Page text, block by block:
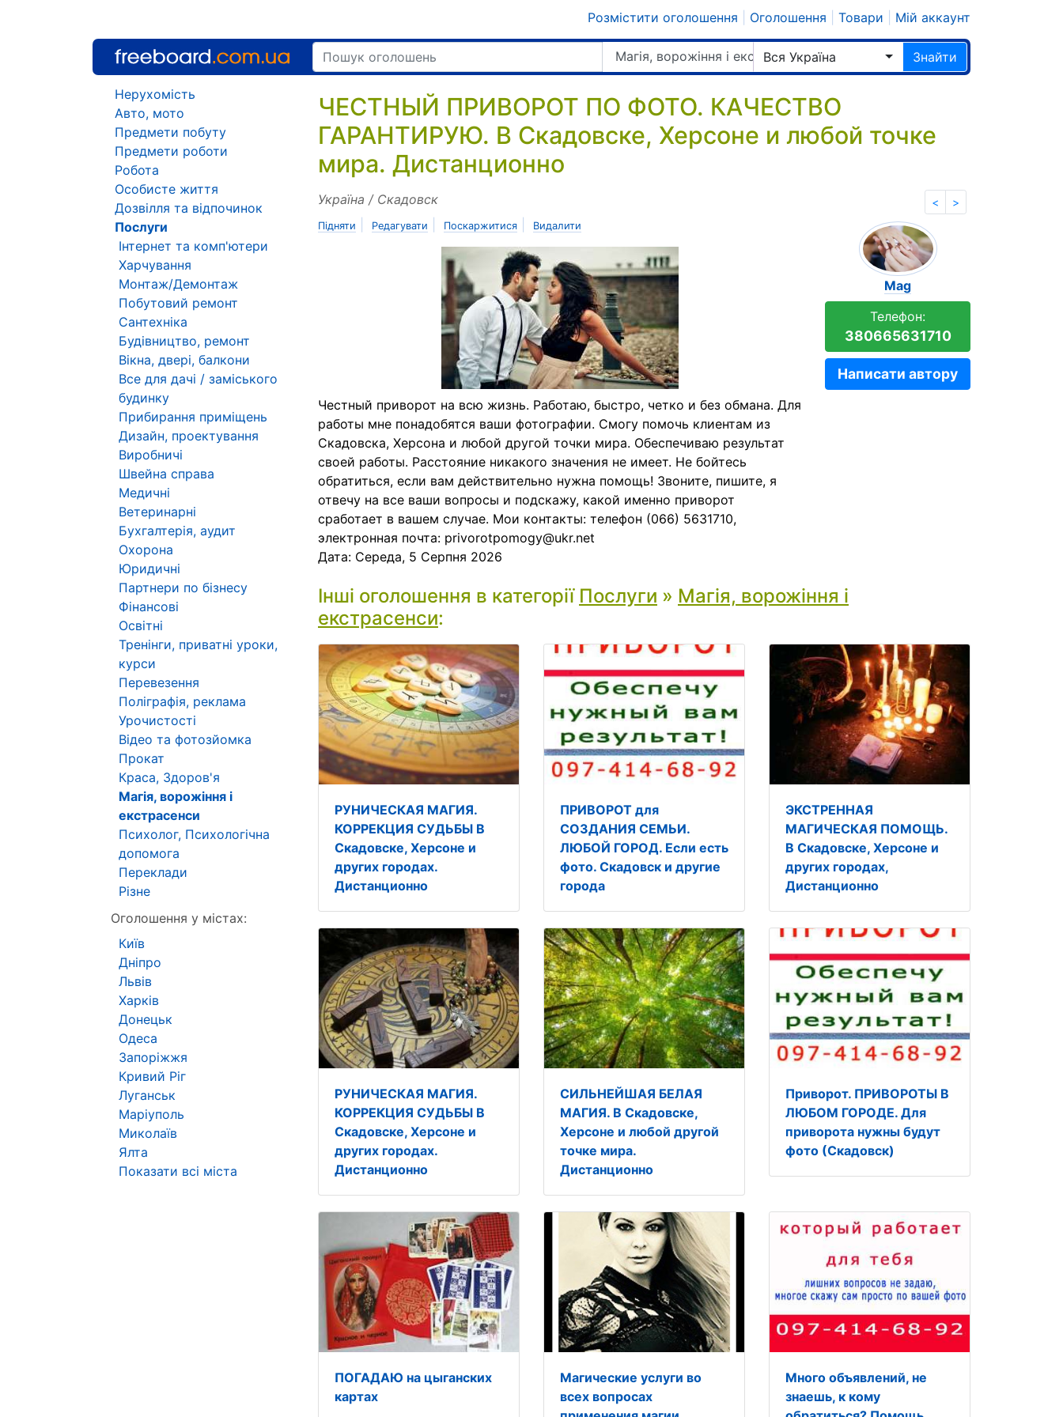
Розмістити оголошення Оголошення Товари Мій аккаунт
Магія, ворожіння і екстрасенси
Вся Україна Знайти
ЧЕСТНЫЙ ПРИВОРОТ ПО ФОТО. КАЧЕСТВО
ГАРАНТИРУЮ. В Скадовске, Херсоне и любой точке
мира. Дистанционно
< >
Україна / Скадовск
Підняти Редагувати Поскаржитися Видалити
Честный приворот на всю жизнь. Работаю, быстро, четко и без обмана. Для
работы мне понадобятся ваши фотографии. Смогу помочь клиентам из
Скадовска, Херсона и любой другой точки мира. Обеспечиваю результат
своей работы. Расстояние никакого значения не имеет. Не бойтесь
обратиться, если вам действительно нужна помощь! Звоните, пишите, я
отвечу на все ваши вопросы и подскажу, какой именно приворот
сработает в вашем случае. Мои контакты: телефон (066) 5631710,
электронная почта: privorotpomogy@ukr.net
Дата: Середа, 5 Серпня 2026
Mag
Телефон:
380665631710
Написати автору
Інші оголошення в категорії Послуги » Магія, ворожіння і
екстрасенси:
РУНИЧЕСКАЯ МАГИЯ.
КОРРЕКЦИЯ СУДЬБЫ В
Скадовске, Херсоне и
других городах.
Дистанционно
ПРИВОРОТ для
СОЗДАНИЯ СЕМЬИ.
ЛЮБОЙ ГОРОД. Если есть
фото. Скадовск и другие
города
ЭКСТРЕННАЯ
МАГИЧЕСКАЯ ПОМОЩЬ.
В Скадовске, Херсоне и
других городах,
Дистанционно
РУНИЧЕСКАЯ МАГИЯ.
КОРРЕКЦИЯ СУДЬБЫ В
Скадовске, Херсоне и
других городах.
Дистанционно
СИЛЬНЕЙШАЯ БЕЛАЯ
МАГИЯ. В Скадовске,
Херсоне и любой другой
точке мира.
Дистанционно
Приворот. ПРИВОРОТЫ В
ЛЮБОМ ГОРОДЕ. Для
приворота нужны будут
фото (Скадовск)
ПОГАДАЮ на цыганских
картах
Магические услуги во
всех вопросах
Много объявлений, не
знаешь, к кому
Нерухомість
Авто, мото
Предмети побуту
Предмети роботи
Робота
Особисте життя
Дозвілля та відпочинок
Послуги
Інтернет та комп'ютери
Харчування
Монтаж/Демонтаж
Побутовий ремонт
Сантехніка
Будівництво, ремонт
Вікна, двері, балкони
Все для дачі / заміського
будинку
Прибирання приміщень
Дизайн, проектування
Виробничі
Швейна справа
Медичні
Ветеринарні
Бухгалтерія, аудит
Охорона
Юридичні
Партнери по бізнесу
Фінансові
Освітні
Тренінги, приватні уроки,
курси
Перевезення
Поліграфія, реклама
Урочистості
Відео та фотозйомка
Прокат
Краса, Здоров'я
Магія, ворожіння і
екстрасенси
Психолог, Психологічна
допомога
Переклади
Різне
Оголошення у містах:
Київ
Дніпро
Львів
Харків
Донецьк
Одеса
Запоріжжя
Кривий Ріг
Луганськ
Маріуполь
Миколаїв
Ялта
Показати всі міста